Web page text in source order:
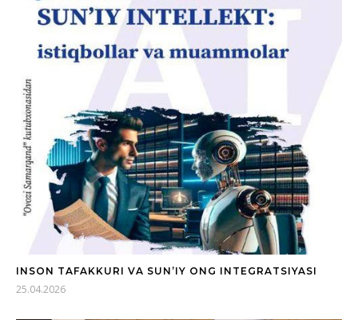
INSON TAFAKKURI VA SUN’IY ONG INTEGRATSIYASI
25.04.2026